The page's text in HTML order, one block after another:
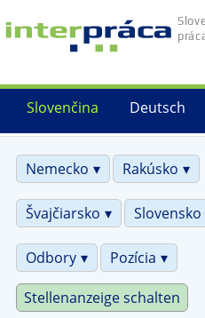
Skip
to
Deutsch
Slovenčina
Nemecko
Rakúsko
Švajčiarsko Slovensko
Odbory Pozícia
Stellenanzeige schalten